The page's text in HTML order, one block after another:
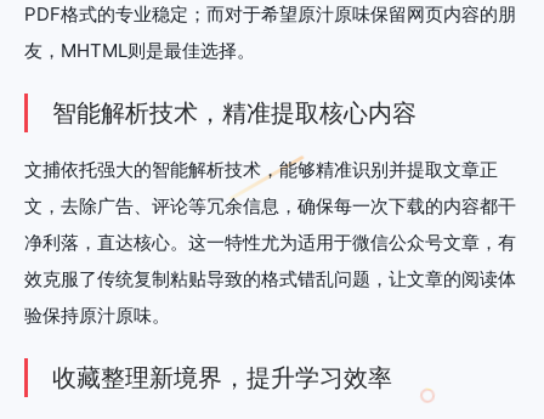
PDF格式的专业稳定；而对于希望原汁原味保留网页内容的朋
友，MHTML则是最佳选择。
智能解析技术，精准提取核心内容
文捕依托强大的智能解析技术，能够精准识别并提取文章正
文，去除广告、评论等冗余信息，确保每一次下载的内容都干
净利落，直达核心。这一特性尤为适用于微信公众号文章，有
效克服了传统复制粘贴导致的格式错乱问题，让文章的阅读体
验保持原汁原味。
收藏整理新境界，提升学习效率